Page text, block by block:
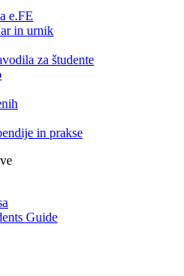
e.FE
in urnik
za študente
in prakse
Guide